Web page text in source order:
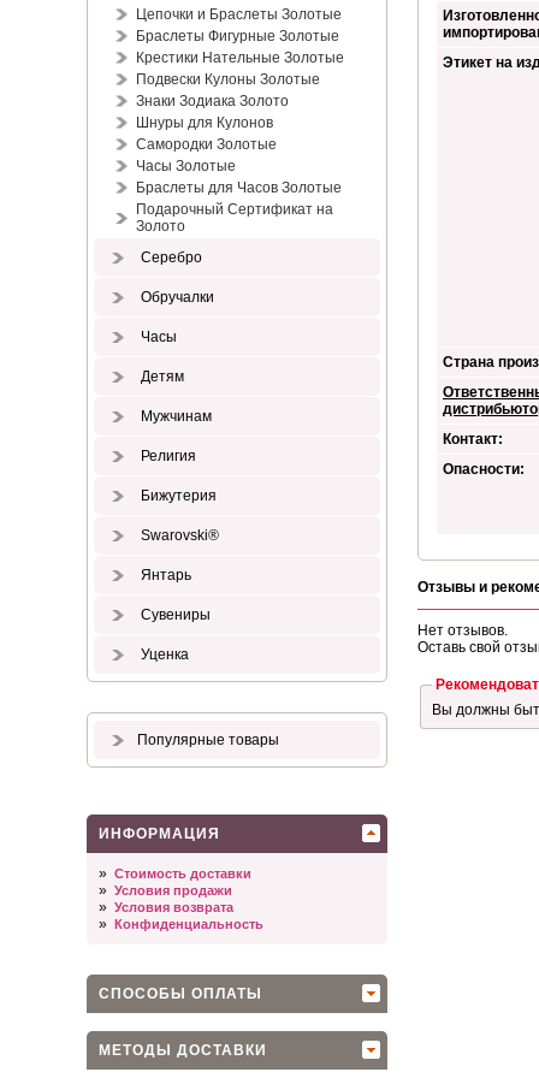
Цепочки и Браслеты Золотые
Браслеты Фигурные Золотые
Крестики Нательные Золотые
Подвески Кулоны Золотые
Знаки Зодиака Золото
Шнуры для Кулонов
Самородки Золотые
Часы Золотые
Браслеты для Часов Золотые
Подарочный Сертификат на
Золото
Серебро
Обручалки
Часы
Детям
Мужчинам
Религия
Бижутерия
Swarovski®
Янтарь
Сувениры
Уценка
Популярные товары
ИНФОРМАЦИЯ
» Стоимость доставки
» Условия продажи
» Условия возврата
» Конфиденциальность
СПОСОБЫ ОПЛАТЫ
МЕТОДЫ ДОСТАВКИ
Этикет на
Страна
Контакт:
Опасности:
Отзывы и
Нет отзывов.
Оставь свой
Вы должны